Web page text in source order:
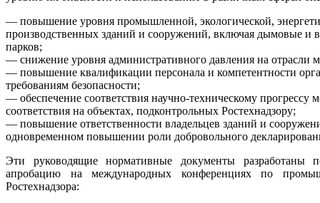
— повышение уровня промышленной, экологической,
производственных зданий и сооружений, включая дымовые и
парков;
— снижение уровня административного давления на отрасли
— повышение квалификации персонала и компетентности
требованиям безопасности;
— обеспечение соответствия научно-техническому
соответствия на объектах, подконтрольных Ростехнадзору;
— повышение ответственности владельцев зданий и
одновременном повышении роли добровольного
Эти руководящие нормативные документы разработаны
апробацию на международных конференциях по
Ростехнадзора: